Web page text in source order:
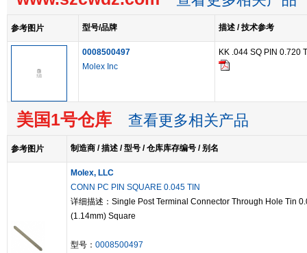
参考图片 型号/品牌 描述 / 技术参考
0008500497
Molex Inc
KK .044 SQ PIN 0.720
美国1号仓库 查看更多相关产品
参考图片 制造商 / 描述 / 型号 / 仓库库存编号 / 别名
Molex, LLC
CONN PC PIN SQUARE 0.045 TIN
详细描述：Single Post Terminal Connector Through Hole Tin
(1.14mm) Square
型号： 0008500497